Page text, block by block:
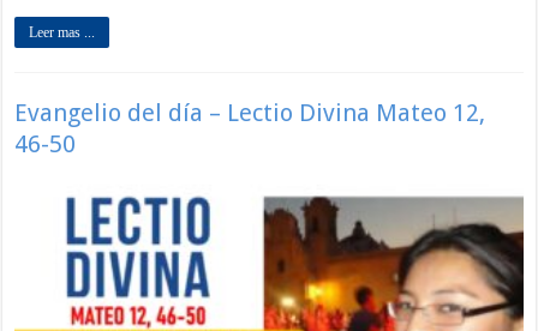
Leer mas ...
Evangelio del día – Lectio Divina Mateo 12,
46-50